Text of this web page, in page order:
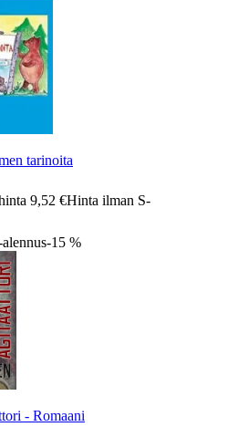
tarinoita
9,52 €Hinta ilman S-
-15 %
- Romaani